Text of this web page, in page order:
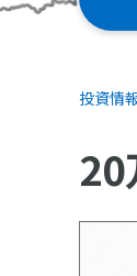
投資情
20